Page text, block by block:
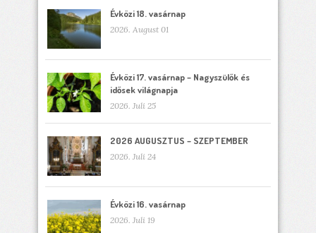
Évközi 18. vasárnap
2026. August 01
Évközi 17. vasárnap – Nagyszülők és
idősek világnapja
2026. Juli 25
2026 AUGUSZTUS – SZEPTEMBER
2026. Juli 24
Évközi 16. vasárnap
2026. Juli 19